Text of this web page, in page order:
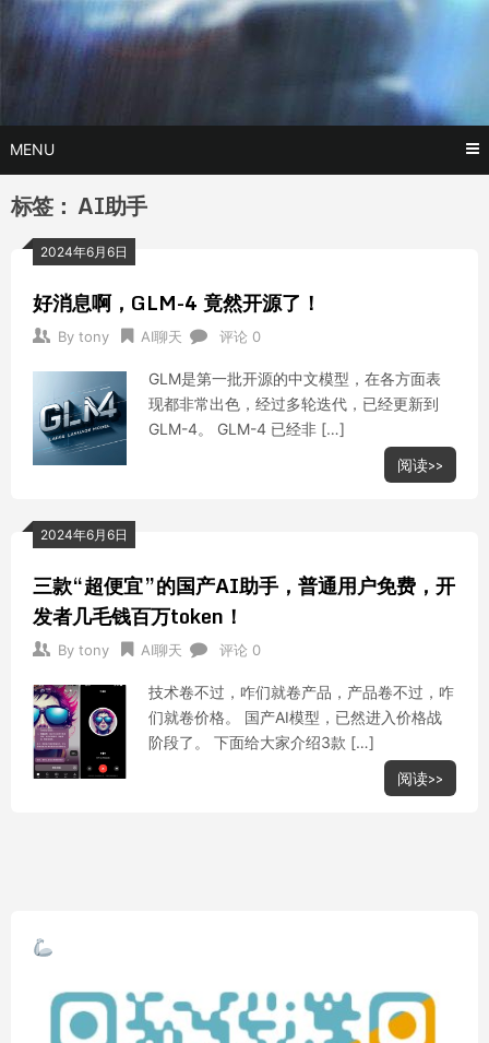
托尼不是
塔克
玩转AI黑科技,AI换脸，AI绘画，AI聊天….
MENU
标签： AI助手
2024年6月6日
好消息啊，GLM-4 竟然开源了！
By tony AI聊天 评论 0
GLM是第一批开源的中文模型，在各方面表
现都非常出色，经过多轮迭代，已经更新到
GLM-4。 GLM-4 已经非 […]
阅读>>
2024年6月6日
三款“超便宜”的国产AI助手，普通用户免费，开
发者几毛钱百万token！
By tony AI聊天 评论 0
技术卷不过，咋们就卷产品，产品卷不过，咋
们就卷价格。 国产AI模型，已然进入价格战
阶段了。 下面给大家介绍3款 […]
阅读>>